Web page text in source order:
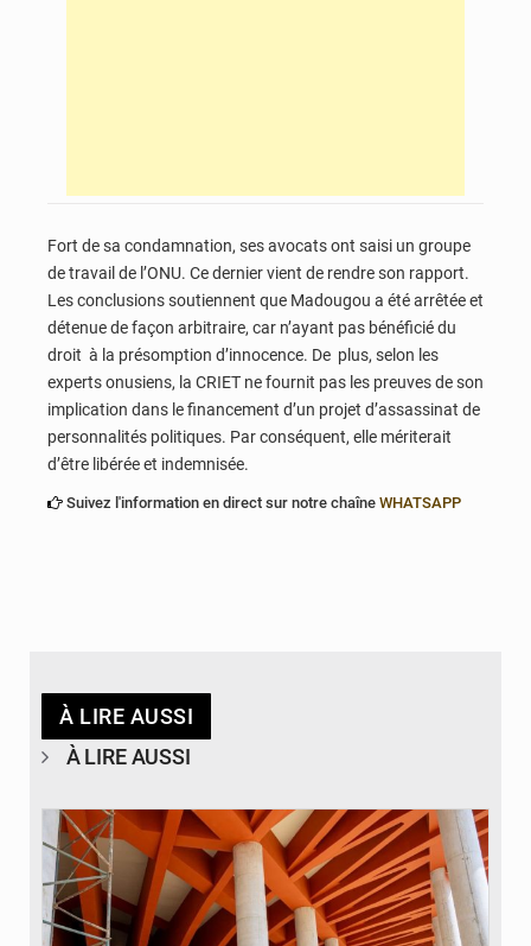
Fort de sa condamnation, ses avocats ont saisi un groupe
de travail de l’ONU. Ce dernier vient de rendre son rapport.
Les conclusions soutiennent que Madougou a été arrêtée et
détenue de façon arbitraire, car n’ayant pas bénéficié du
droit à la présomption d’innocence. De plus, selon les
experts onusiens, la CRIET ne fournit pas les preuves de son
implication dans le financement d’un projet d’assassinat de
personnalités politiques. Par conséquent, elle mériterait
d’être libérée et indemnisée.
Suivez l'information en direct sur notre chaîne WHATSAPP
À LIRE AUSSI
À LIRE AUSSI